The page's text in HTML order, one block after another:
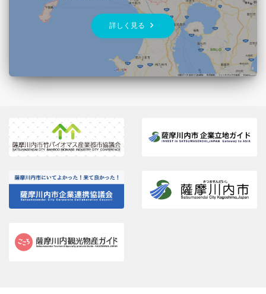
詳しく見る keyboard_arrow_right